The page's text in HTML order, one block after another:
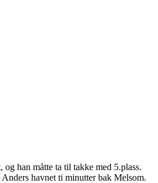
han måtte ta til takke med 5.plass.
havnet ti minutter bak Melsom.